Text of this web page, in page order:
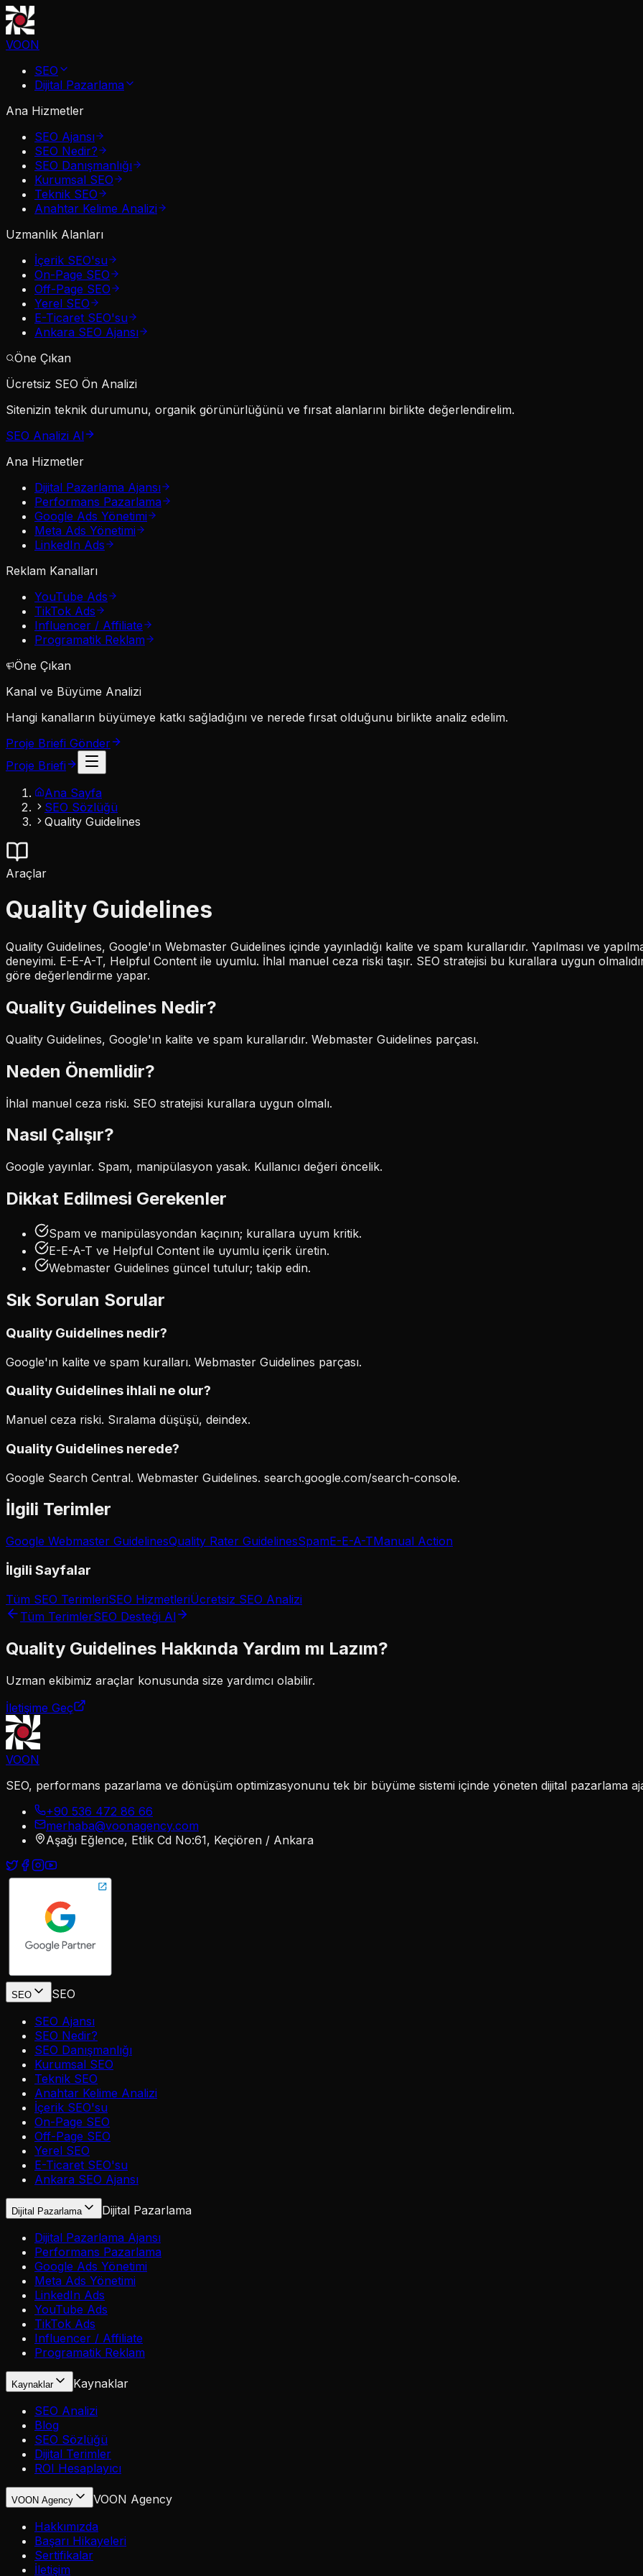
VOON
SEO
Dijital Pazarlama
Ana Hizmetler
SEO Ajansı
SEO Nedir?
SEO Danışmanlığı
Kurumsal SEO
Teknik SEO
Anahtar Kelime Analizi
Uzmanlık Alanları
İçerik SEO'su
On-Page SEO
Off-Page SEO
Yerel SEO
E-Ticaret SEO'su
Ankara SEO Ajansı
Öne Çıkan
Ücretsiz SEO Ön Analizi
Sitenizin teknik durumunu, organik görünürlüğünü ve fırsat alanlarını birlikte değerlendirelim.
SEO Analizi Al
Ana Hizmetler
Dijital Pazarlama Ajansı
Performans Pazarlama
Google Ads Yönetimi
Meta Ads Yönetimi
LinkedIn Ads
Reklam Kanalları
YouTube Ads
TikTok Ads
Influencer / Affiliate
Programatik Reklam
Öne Çıkan
Kanal ve Büyüme Analizi
Hangi kanalların büyümeye katkı sağladığını ve nerede fırsat olduğunu birlikte analiz edelim.
Proje Briefi Gönder
Proje Briefi
Ana Sayfa
SEO Sözlüğü
Quality Guidelines
Araçlar
Quality Guidelines
Quality Guidelines, Google'ın Webmaster Guidelines içinde yayınladığı kalite ve spam kurallarıdır. Yapılması ve
deneyimi. E-E-A-T, Helpful Content ile uyumlu. İhlal manuel ceza riski taşır. SEO stratejisi bu kurallara uygun
göre değerlendirme yapar.
Quality Guidelines Nedir?
Quality Guidelines, Google'ın kalite ve spam kurallarıdır. Webmaster Guidelines parçası.
Neden Önemlidir?
İhlal manuel ceza riski. SEO stratejisi kurallara uygun olmalı.
Nasıl Çalışır?
Google yayınlar. Spam, manipülasyon yasak. Kullanıcı değeri öncelik.
Dikkat Edilmesi Gerekenler
Spam ve manipülasyondan kaçının; kurallara uyum kritik.
E-E-A-T ve Helpful Content ile uyumlu içerik üretin.
Webmaster Guidelines güncel tutulur; takip edin.
Sık Sorulan Sorular
Quality Guidelines nedir?
Google'ın kalite ve spam kuralları. Webmaster Guidelines parçası.
Quality Guidelines ihlali ne olur?
Manuel ceza riski. Sıralama düşüşü, deindex.
Quality Guidelines nerede?
Google Search Central. Webmaster Guidelines. search.google.com/search-console.
İlgili Terimler
Google Webmaster GuidelinesQuality Rater GuidelinesSpamE-E-A-TManual Action
İlgili Sayfalar
Tüm SEO TerimleriSEO HizmetleriÜcretsiz SEO Analizi
Tüm TerimlerSEO Desteği Al
Quality Guidelines Hakkında Yardım mı Lazım?
Uzman ekibimiz araçlar konusunda size yardımcı olabilir.
İletişime Geç
VOON
SEO, performans pazarlama ve dönüşüm optimizasyonunu tek bir büyüme sistemi içinde yöneten dijital pazarlama
+90 536 472 86 66
merhaba@voonagency.com
Aşağı Eğlence, Etlik Cd No:61, Keçiören / Ankara
SEO
SEO
SEO Ajansı
SEO Nedir?
SEO Danışmanlığı
Kurumsal SEO
Teknik SEO
Anahtar Kelime Analizi
İçerik SEO'su
On-Page SEO
Off-Page SEO
Yerel SEO
E-Ticaret SEO'su
Ankara SEO Ajansı
Dijital Pazarlama
Dijital Pazarlama
Dijital Pazarlama Ajansı
Performans Pazarlama
Google Ads Yönetimi
Meta Ads Yönetimi
LinkedIn Ads
YouTube Ads
TikTok Ads
Influencer / Affiliate
Programatik Reklam
Kaynaklar
Kaynaklar
SEO Analizi
Blog
SEO Sözlüğü
Dijital Terimler
ROI Hesaplayıcı
VOON Agency
VOON Agency
Hakkımızda
Başarı Hikayeleri
Sertifikalar
İletişim